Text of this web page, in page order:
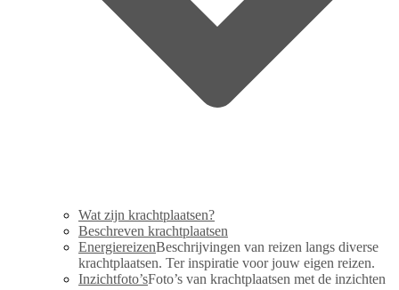
Wat zijn krachtplaatsen?
Beschreven krachtplaatsen
EnergiereizenBeschrijvingen van reizen langs diverse
krachtplaatsen. Ter inspiratie voor jouw eigen reizen.
Inzichtfoto’sFoto’s van krachtplaatsen met de inzichten